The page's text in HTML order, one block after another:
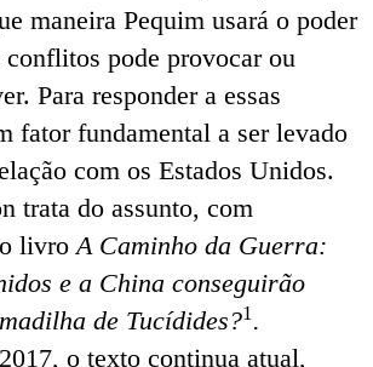
maneira Pequim usará o poder
pode provocar ou
Para responder a essas
fator fundamental a ser levado
com os Estados Unidos.
trata do assunto, com
livroA Caminho da Guerra:
e a China conseguirão
de Tucídides?1.
o texto continua atual,